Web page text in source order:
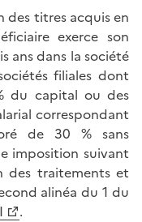
des titres acquis en
exerce son
ans dans la société
filiales dont
du capital ou des
correspondant
de 30 % sans
imposition suivant
des traitements et
alinéa du 1 du
.